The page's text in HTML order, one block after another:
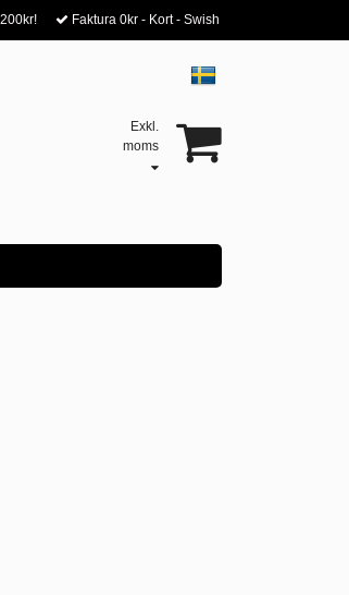
Faktura 0kr - Kort - Swish
Exkl.
moms